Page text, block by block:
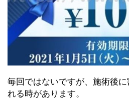
毎回ではないですが、施術後
れる時があります。